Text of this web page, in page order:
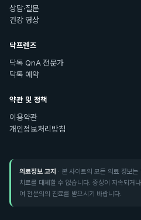
상담·질문
건강 영상
닥프렌즈
닥톡 QnA 전문가
닥톡 예약
약관 및 정책
이용약관
개인정보처리방침
의료정보 고지 · 본 사이트의 모든 의료 정보
치료를 대체할 수 없습니다. 증상이 지속되거
여 전문의의 진료를 받으시기 바랍니다.